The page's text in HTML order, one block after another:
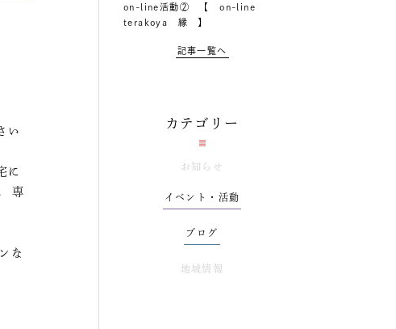
い
に
専
な
on-line活動② 【 on-line
terakoya 縁 】
記事一覧へ
カテゴリー
お知らせ
イベント・活動
ブログ
地域情報